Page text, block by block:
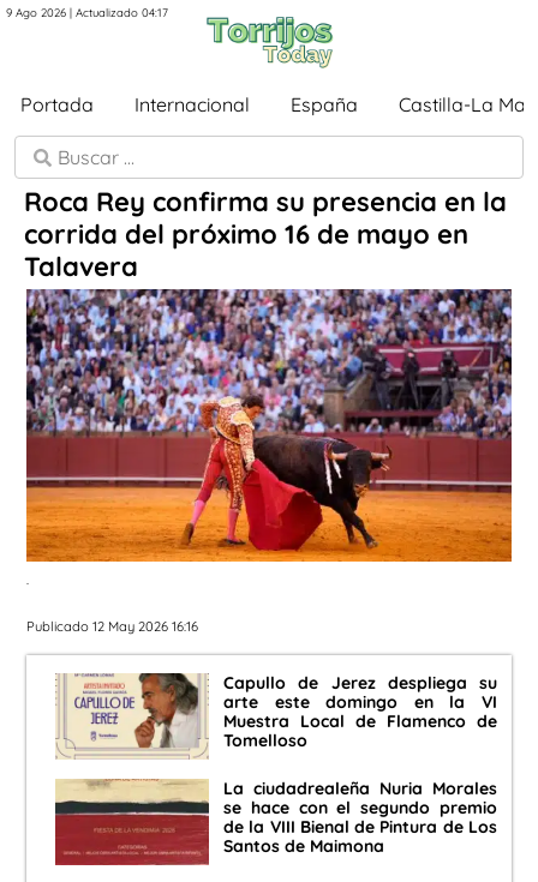
9 Ago 2026 | Actualizado 04:17
Portada Internacional España Castilla-La
Roca Rey confirma su presencia en la
corrida del próximo 16 de mayo en
Talavera
.
Publicado 12 May 2026 16:16
Capullo de Jerez despliega su
arte este domingo en la VI
Muestra Local de Flamenco de
Tomelloso
La ciudadrealeña Nuria Morales
se hace con el segundo premio
de la VIII Bienal de Pintura de Los
Santos de Maimona